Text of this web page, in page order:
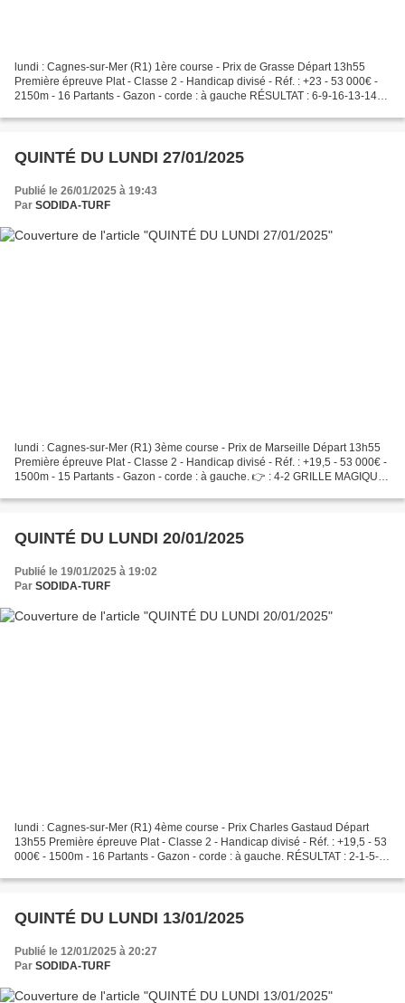
lundi : Cagnes-sur-Mer (R1) 1ère course - Prix de Grasse Départ 13h55
Première épreuve Plat - Classe 2 - Handicap divisé - Réf. : +23 - 53 000€ -
2150m - 16 Partants - Gazon - corde : à gauche RÉSULTAT : 6-9-16-13-14
QUINTÉ DU LUNDI 27/01/2025
Publié le 26/01/2025 à 19:43
Par SODIDA-TURF
lundi : Cagnes-sur-Mer (R1) 3ème course - Prix de Marseille Départ 13h55
Première épreuve Plat - Classe 2 - Handicap divisé - Réf. : +19,5 - 53 000€ -
1500m - 15 Partants - Gazon - corde : à gauche. 👉 : 4-2 GRILLE MAGIQUE
QUINTÉ DU LUNDI 20/01/2025
Publié le 19/01/2025 à 19:02
Par SODIDA-TURF
lundi : Cagnes-sur-Mer (R1) 4ème course - Prix Charles Gastaud Départ
13h55 Première épreuve Plat - Classe 2 - Handicap divisé - Réf. : +19,5 - 53
000€ - 1500m - 16 Partants - Gazon - corde : à gauche. RÉSULTAT : 2-1-5-
QUINTÉ DU LUNDI 13/01/2025
Publié le 12/01/2025 à 20:27
Par SODIDA-TURF